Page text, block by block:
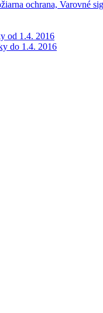
ochrana, Varovné
od 1.4. 2016
do 1.4. 2016